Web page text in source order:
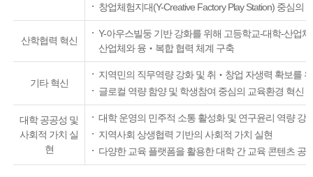
창업체험지대(Y-Creative Factory Play Station) 중심의
산학협력 혁신
Y-아우스빌둥 기반 강화를 위해 고등학교-대학-산업
산업체와 융‧복합 협력 체계 구축
기타 혁신
지역민의 직무역량 강화 및 취‧창업 자생력 확보를
글로컬 역량 함양 및 학생참여 중심의 교육환경 혁신
대학 공공성 및
사회적 가치 실
현
대학 운영의 민주적 소통 활성화 및 연구윤리 역량 강
지역사회 상생협력 기반의 사회적 가치 실현
다양한 교육 플랫폼을 활용한 대학 간 교육 콘텐츠 공